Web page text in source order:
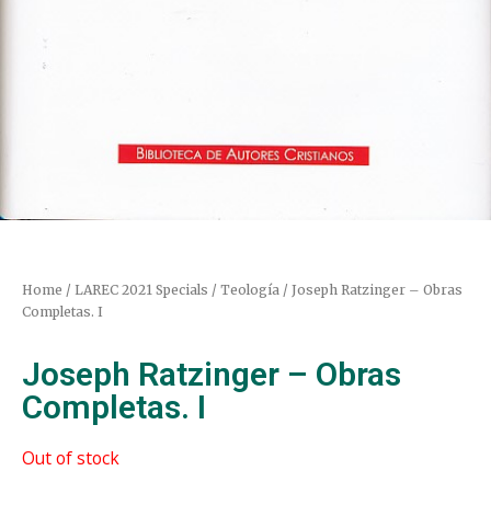
Home / LAREC 2021 Specials / Teología / Joseph Ratzinger – Obras
Completas. I
Joseph Ratzinger – Obras
Completas. I
Out of stock